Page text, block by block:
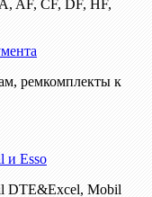
AF, CF, DF, HF,
ремкомплекты к
и Esso
DTE&Excel, Mobil